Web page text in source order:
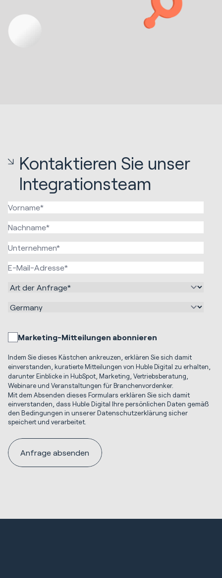
Kontaktieren Sie unser
Integrationsteam
Marketing-Mitteilungen abonnieren
Indem Sie dieses Kästchen ankreuzen, erklären Sie sich damit
einverstanden, kuratierte Mitteilungen von Huble Digital zu erhalten,
darunter Einblicke in HubSpot, Marketing, Vertriebsberatung,
Webinare und Veranstaltungen für Branchenvordenker.
Mit dem Absenden dieses Formulars erklären Sie sich damit
einverstanden, dass Huble Digital Ihre persönlichen Daten gemäß
den Bedingungen in unserer Datenschutzerklärung sicher
speichert und verarbeitet.